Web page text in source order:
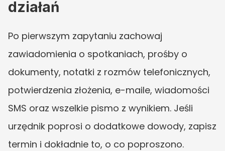
działań
Po pierwszym zapytaniu zachowaj
zawiadomienia o spotkaniach, prośby o
dokumenty, notatki z rozmów telefonicznych,
potwierdzenia złożenia, e-maile, wiadomości
SMS oraz wszelkie pismo z wynikiem. Jeśli
urzędnik poprosi o dodatkowe dowody, zapisz
termin i dokładnie to, o co poproszono.